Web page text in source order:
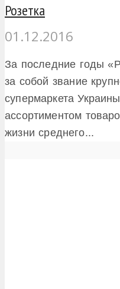
Розетка
01.12.2016
За последние годы
за собой звание
супермаркета
ассортиментом
жизни среднего...